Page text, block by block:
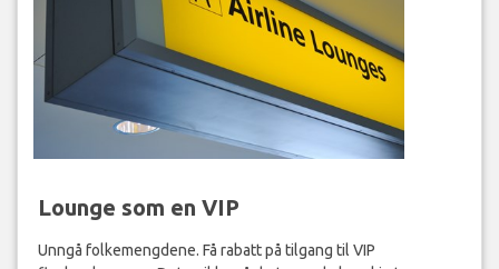
Lounge som en VIP
Unngå folkemengdene. Få rabatt på tilgang til VIP